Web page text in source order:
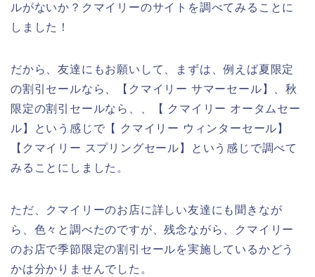
ルがないか？クマイリーのサイトを調べてみることに
しました！
だから、友達にもお願いして、まずは、例えば夏限定
の割引セールなら、【クマイリー サマーセール】、秋
限定の割引セールなら、、【 クマイリー オータムセー
ル】という感じで【 クマイリー ウィンターセール】
【クマイリー スプリングセール】という感じで調べて
みることにしました。
ただ、クマイリーのお店に詳しい友達にも聞きなが
ら、色々と調べたのですが、残念ながら、クマイリー
のお店で季節限定の割引セールを実施しているかどう
かは分かりませんでした。